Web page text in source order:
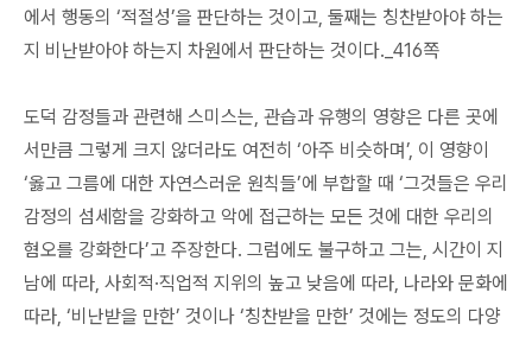
에서 행동의 ‘적절성’을 판단하는 것이고, 둘째는 칭찬받아야 하는
지 비난받아야 하는지 차원에서 판단하는 것이다._416쪽
도덕 감정들과 관련해 스미스는, 관습과 유행의 영향은 다른 곳에
서만큼 그렇게 크지 않더라도 여전히 ‘아주 비슷하며’, 이 영향이
‘옳고 그름에 대한 자연스러운 원칙들’에 부합할 때 ‘그것들은 우리
감정의 섬세함을 강화하고 악에 접근하는 모든 것에 대한 우리의
혐오를 강화한다’고 주장한다. 그럼에도 불구하고 그는, 시간이 지
남에 따라, 사회적·직업적 지위의 높고 낮음에 따라, 나라와 문화에
따라, ‘비난받을 만한’ 것이나 ‘칭찬받을 만한’ 것에는 정도의 다양